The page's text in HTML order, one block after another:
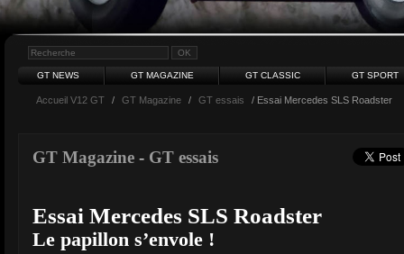
GT NEWS GT MAGAZINE GT CLASSIC GT SPORT
Accueil V12 GT / GT Magazine / GT essais / Essai Mercedes SLS Roadster
GT Magazine - GT essais
Essai Mercedes SLS Roadster
Le papillon s’envole !